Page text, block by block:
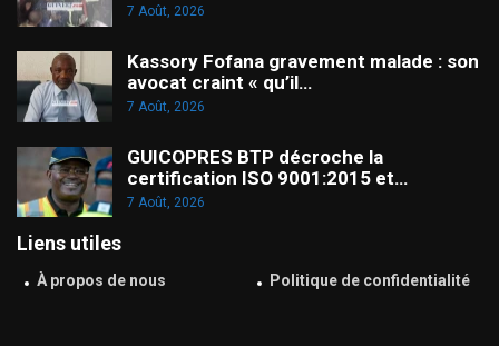
7 Août, 2026
Kassory Fofana gravement malade : son
avocat craint « qu’il…
7 Août, 2026
GUICOPRES BTP décroche la
certification ISO 9001:2015 et…
7 Août, 2026
Liens utiles
À propos de nous Politique de confidentialité